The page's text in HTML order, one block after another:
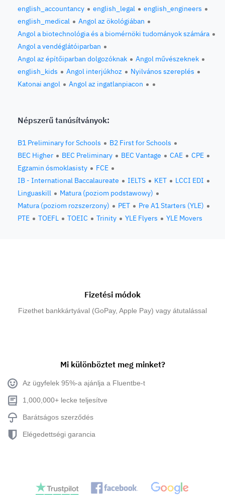
english_accountancy
english_legal
english_engineers
english_medical
Angol az ökológiában
Angol a biotechnológia és a biomérnöki tudományok számára
Angol a vendéglátóiparban
Angol az építőiparban dolgozóknak
Angol művészeknek
english_kids
Angol interjúkhoz
Nyilvános szereplés
Katonai angol
Angol az ingatlanpiacon
Népszerű tanúsítványok:
B1 Preliminary for Schools
B2 First for Schools
BEC Higher
BEC Preliminary BEC Vantage CAE
CPE
Egzamin ósmoklasisty
FCE
IB - International Baccalaureate
IELTS KET
LCCI EDI
Linguaskill
Matura (poziom podstawowy)
Matura (poziom rozszerzony)
PET
Pre A1 Starters (YLE)
PTE
TOEFL TOEIC Trinity YLE Flyers YLE Movers
Fizetési módok
Fizethet bankkártyával (GoPay, Apple Pay) vagy átutalással
Mi különböztet meg minket?
Az ügyfelek 95%-a ajánlja a Fluentbe-t
1,000,000+ lecke teljesítve
Barátságos szerződés
Elégedettségi garancia